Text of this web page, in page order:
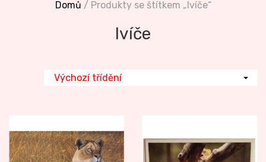
Domů / Produkty se štítkem „lvíče“
lvíče